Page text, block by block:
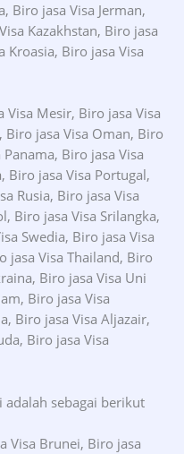
Biro jasa Visa Jerman,
Kazakhstan, Biro jasa
Kroasia, Biro jasa Visa
Visa Mesir, Biro jasa Visa
Biro jasa Visa Oman, Biro
Biro jasa Visa
Biro jasa Visa Portugal,
Rusia, Biro jasa Visa
Biro jasa Visa Srilangka,
Swedia, Biro jasa Visa
jasa Visa Thailand, Biro
Biro jasa Visa Uni
Biro jasa Visa
Biro jasa Visa Aljazair,
Biro jasa Visa
sebagai berikut
Visa Brunei, Biro jasa